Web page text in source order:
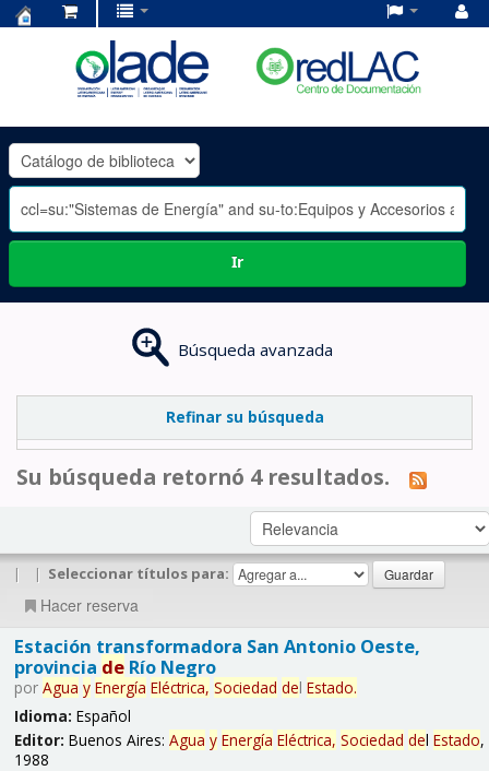
OLADE
-
Ir
Búsqueda avanzada
Refinar su búsqueda
Su búsqueda retornó 4 resultados.
| | Seleccionar títulos para:
Hacer reserva
Estación transformadora San Antonio Oeste,
provincia deRío Negro
por Agua y Energía Eléctrica, Sociedad del Estado.
Idioma: Español
Editor: Buenos Aires: Agua y Energía Eléctrica, Sociedad del Estado,
1988